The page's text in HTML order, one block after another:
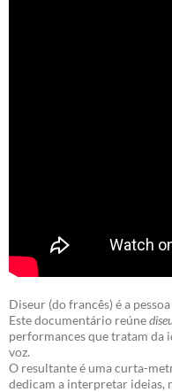
Diseur (do francês) é a
Este documentário reúne
performances que tratam da
voz.
O resultante é uma curta-
dedicam a interpretar ideias,